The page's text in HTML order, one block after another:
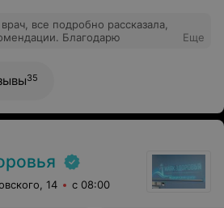
все подробно рассказала,
Благодарю
Еще
35
14 с 08:00